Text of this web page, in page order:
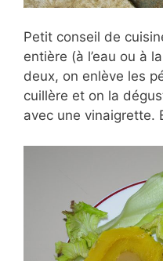
Petit conseil de
entière (à l’eau ou à
deux, on enlève les
cuillère et on la
avec une vinaigrette.